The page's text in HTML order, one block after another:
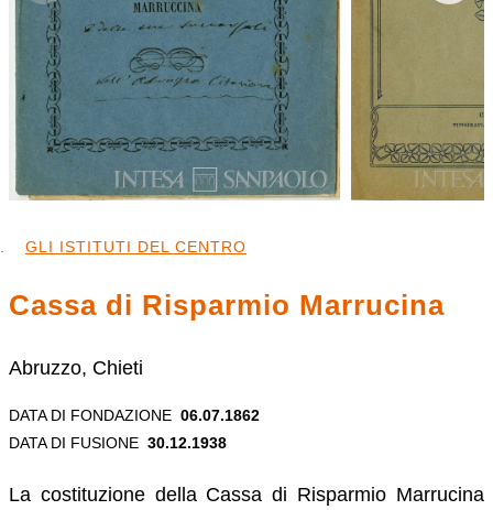
GLI ISTITUTI DEL CENTRO
Cassa di Risparmio Marrucina
Abruzzo, Chieti
DATA DI FONDAZIONE 06.07.1862
DATA DI FUSIONE 30.12.1938
La costituzione della Cassa di Risparmio Marrucina